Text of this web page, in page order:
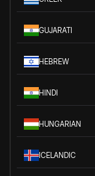
GUJARATI
HEBREW
HINDI
HUNGARIAN
ICELANDIC